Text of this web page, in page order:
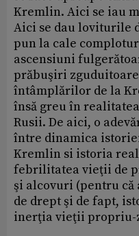
Kremlin. Aici se iau
Aici se dau loviturile
pun la cale
ascensiuni
prăbuşiri
întâmplărilor de la
însă greu în
Rusii. De aici, o
între dinamica
Kremlin si istoria
febrilitatea vieţii de
şi alcovuri (pentru că
de drept şi de fapt,
inerţia vieţii propriu-